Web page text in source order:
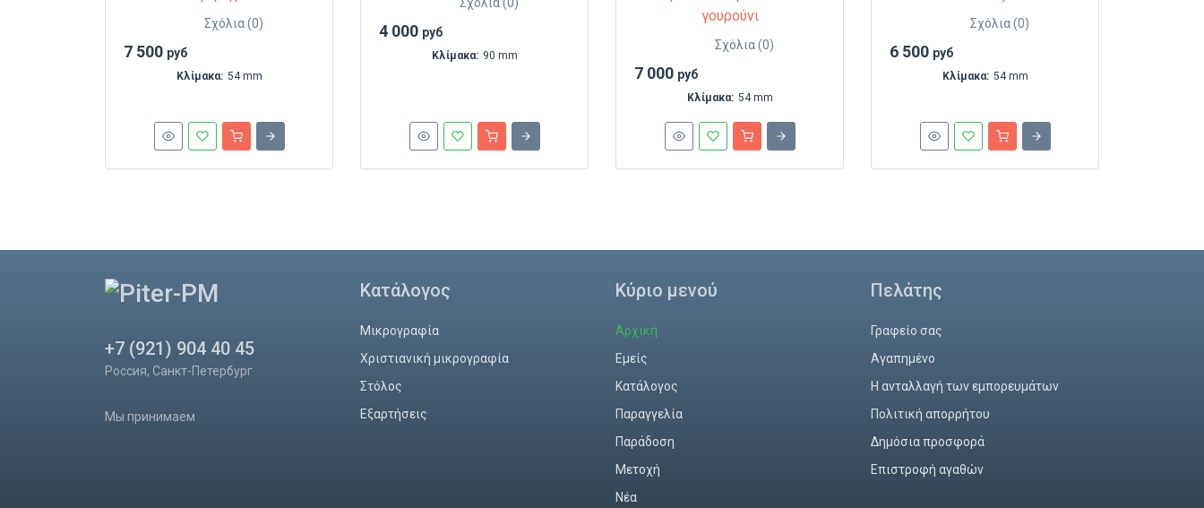
Σχόλια (0)
7 500 руб
Κλίμακα: 54 mm
4 000 руб
Κλίμακα: 90 mm
Σχόλια (0)
7 000 руб
Κλίμακα: 54 mm
Σχόλια (0)
6 500 руб
Κλίμακα: 54 mm
+7 (921) 904 40 45
Россия, Санкт-Петербург
Мы принимаем
Κατάλογος
Μικρογραφία
Χριστιανική μικρογραφία
Στόλος
Εξαρτήσεις
Κύριο μενού
Αρχική
Εμείς
Κατάλογος
Παραγγελία
Παράδοση
Mετοχή
Νέα
Πελάτης
Γραφείο σας
Αγαπημένο
Η ανταλλαγή των εμπορευμάτων
Πολιτική απορρήτου
Δημόσια προσφορά
Επιστροφή αγαθών